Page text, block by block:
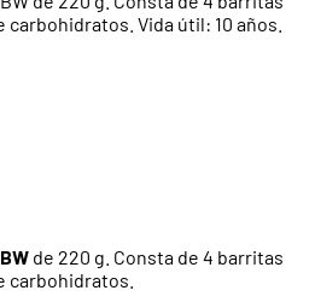
Vida útil: 10 años.
de 220 g. Consta de 4 barritas
carbohidratos.